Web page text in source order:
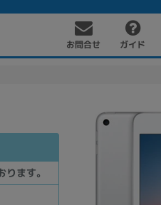
お問合せ ガイド
ます。